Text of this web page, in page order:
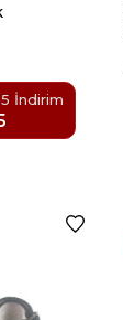
İndirim